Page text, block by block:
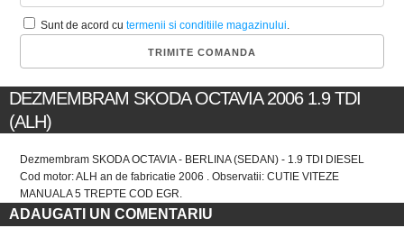
Sunt de acord cutermenii si conditiile magazinului.
DEZMEMBRAM SKODA OCTAVIA 2006 1.9 TDI
(ALH)
Dezmembram SKODA OCTAVIA - BERLINA (SEDAN) - 1.9 TDI DIESEL
Cod motor: ALH an de fabricatie 2006 . Observatii: CUTIE VITEZE
MANUALA 5 TREPTE COD EGR.
ADAUGATI UN COMENTARIU